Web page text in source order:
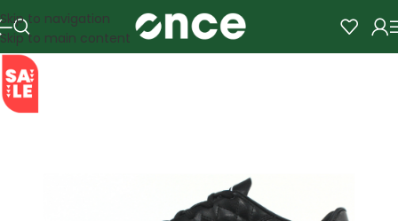
Skip to navigation
Skip to main content
SALE